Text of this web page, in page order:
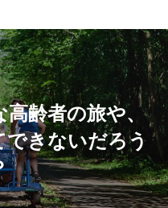
高齢者の旅や、
きないだろう